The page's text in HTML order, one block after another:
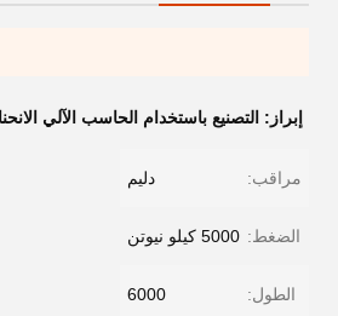
إبراز: التصنيع باستخدام الحاسب الآلي
مراقب: دليم
الضغط: 5000 كيلو نيوتن
الطول: 6000